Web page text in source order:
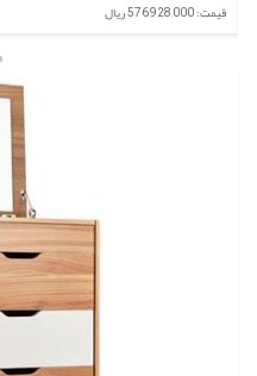
قیمت: 576,928,000 ریال